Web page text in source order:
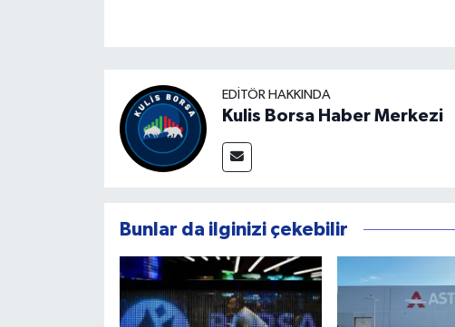
EDITÖR HAKKINDA
Kulis Borsa Haber Merkezi
Bunlar da ilginizi çekebilir